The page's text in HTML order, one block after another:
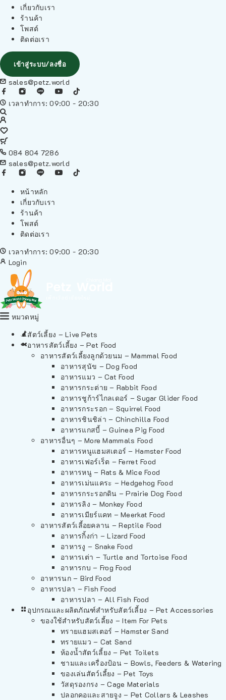
เกี่ยวกับเรา
ร้านค้า
โพสต์
ติดต่อเรา
เข้าสู่ระบบ/ลงชื่อ
sales@petz.world
เวลาทำการ: 09:00 - 20:30
084 804 7286
sales@petz.world
หน้าหลัก
เกี่ยวกับเรา
ร้านค้า
โพสต์
ติดต่อเรา
เวลาทำการ: 09:00 - 20:30
Login
หมวดหมู่
สัตว์เลี้ยง – Live Pets
อาหารสัตว์เลี้ยง – Pet Food
อาหารสัตว์เลี้ยงลูกด้วยนม – Mammal Food
อาหารสุนัข – Dog Food
อาหารแมว – Cat Food
อาหารกระต่าย – Rabbit Food
อาหารชูก้าร์ไกลเดอร์ – Sugar Glider Food
อาหารกระรอก – Squirrel Food
อาหารชินชิล่า – Chinchilla Food
อาหารแกสบี้ – Guinea Pig Food
อาหารอื่นๆ – More Mammals Food
อาหารหนูแฮมสเตอร์ – Hamster Food
อาหารเฟอร์เร็ต – Ferret Food
อาหารหนู – Rats & Mice Food
อาหารเม่นแคระ – Hedgehog Food
อาหารกระรอกดิน – Prairie Dog Food
อาหารลิง – Monkey Food
อาหารเมียร์แคท – Meerkat Food
อาหารสัตว์เลี้อยคลาน – Reptile Food
อาหารกิ้งก่า – Lizard Food
อาหารงู – Snake Food
อาหารเต่า – Turtle and Tortoise Food
อาหารกบ – Frog Food
อาหารนก – Bird Food
อาหารปลา – Fish Food
อาหารปลา – All Fish Food
อุปกรณและผลิตภัณฑ์สำหรับสัตว์เลี้ยง – Pet Accessories
ของใช้สำหรับสัตว์เลี้ยง – Item For Pets
ทรายแฮมสเตอร์ – Hamster Sand
ทรายแมว – Cat Sand
ห้องน้ำสัตว์เลี้ยง – Pet Toilets
ชามและเครื่องป้อน – Bowls, Feeders & Watering
ของเล่นสัตว์เลี้ยง – Pet Toys
วัสดุรองกรง – Cage Materials
ปลอกคอและสายจูง – Pet Collars & Leashes